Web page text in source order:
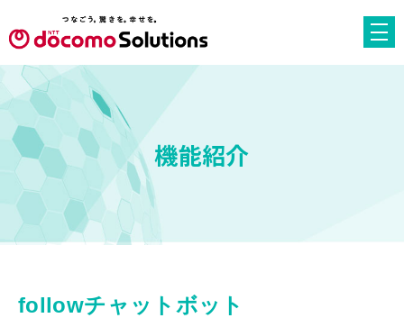
機能紹介
followチャットボット